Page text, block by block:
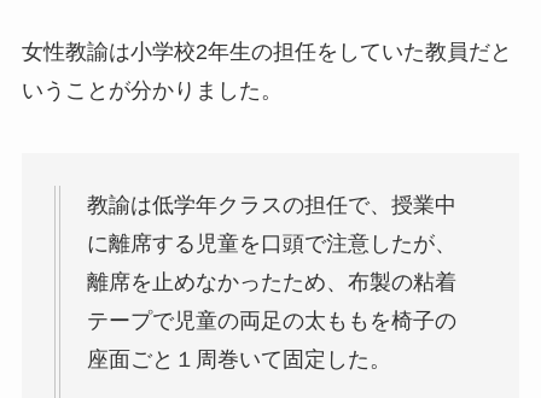
女性教諭は小学校2年生の担任をしていた教員だと
いうことが分かりました。
教諭は低学年クラスの担任で、授業中
に離席する児童を口頭で注意したが、
離席を止めなかったため、布製の粘着
テープで児童の両足の太ももを椅子の
座面ごと１周巻いて固定した。